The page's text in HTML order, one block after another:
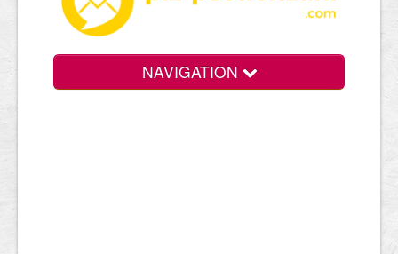
NAVIGATION